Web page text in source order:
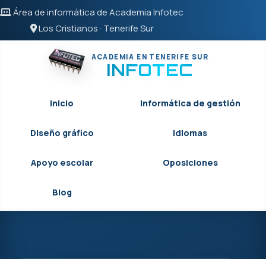
Área de informática de Academia Infotec
Los Cristianos · Tenerife Sur
ACADEMIA EN TENERIFE SUR
INFOTEC
Inicio Informática de gestión
Diseño gráfico Idiomas
Apoyo escolar Oposiciones
Blog